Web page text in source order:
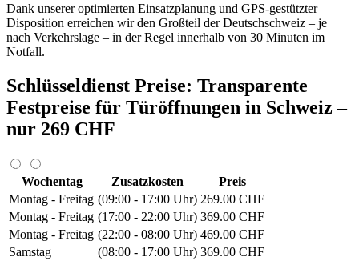
Dank unserer optimierten Einsatzplanung und GPS-gestützter
Disposition erreichen wir den Großteil der Deutschschweiz – je
nach Verkehrslage – in der Regel innerhalb von 30 Minuten im
Notfall.
Schlüsseldienst Preise: Transparente
Festpreise für Türöffnungen in Schweiz –
nur 269 CHF
Wochentag Zusatzkosten
Preis
Montag - Freitag (09:00 - 17:00 Uhr) 269.00 CHF
Montag - Freitag (17:00 - 22:00 Uhr) 369.00 CHF
Montag - Freitag (22:00 - 08:00 Uhr) 469.00 CHF
Samstag
(08:00 - 17:00 Uhr) 369.00 CHF